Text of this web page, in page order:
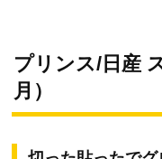
プリンス/日産
月）